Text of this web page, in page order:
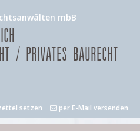
mbB
/ PRIVATES BAURECHT
setzen per E-Mail versenden